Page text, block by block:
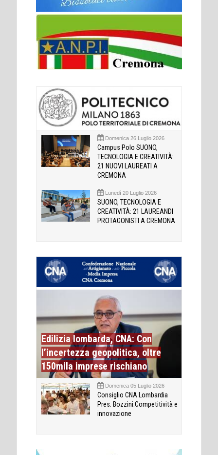
Domenica 26 Luglio 2026
Campus Polo SUONO,
TECNOLOGIA E CREATIVITÀ:
21 NUOVI LAUREATI A
CREMONA
Lunedì 20 Luglio 2026
SUONO, TECNOLOGIA E
CREATIVITÀ: 21 LAUREANDI
PROTAGONISTI A CREMONA
Edilizia lombarda, CNA: Con
l’incertezza geopolitica, oltre
150mila imprese rischiano
Domenica 05 Luglio 2026
Consiglio CNA Lombardia
Pres. Bozzini:Competitività e
innovazione